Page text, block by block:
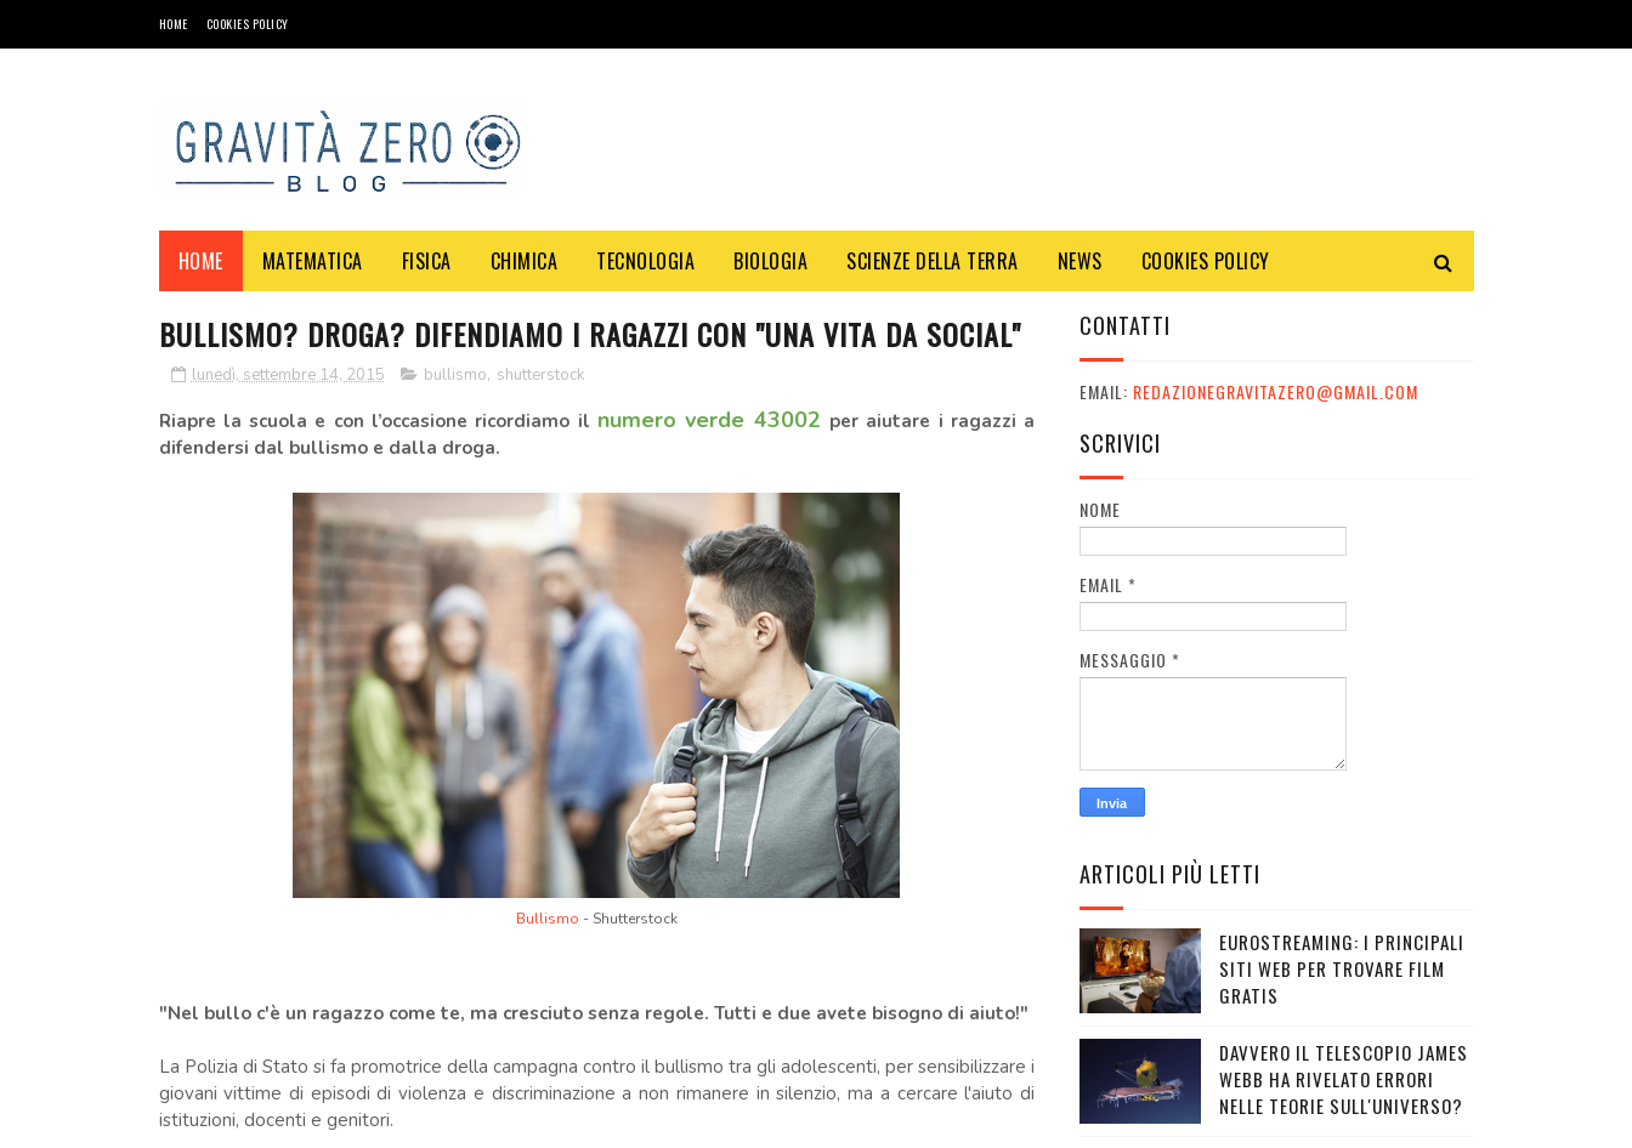
HOME COOKIES POLICY
HOME MATEMATICA FISICA CHIMICA TECNOLOGIA BIOLOGIA SCIENZE DELLA TERRA NEWS COOKIES POLICY
BULLISMO? DROGA? DIFENDIAMO I RAGAZZI CON "UNA VITA DA SOCIAL"
lunedì, settembre 14, 2015 bullismo, shutterstock
Riapre la ‪scuola‬ e con l’occasione ricordiamo il numero verde 43002 per aiutare i ragazzi a
difendersi dal ‪bullismo‬ e dalla ‪droga‬.
Bullismo - Shutterstock
"Nel bullo c'è un ragazzo come te, ma cresciuto senza regole. Tutti e due avete bisogno di aiuto!"
La Polizia di Stato si fa promotrice della campagna contro il bullismo tra gli adolescenti, per sensibilizzare i
giovani vittime di episodi di violenza e discriminazione a non rimanere in silenzio, ma a cercare l'aiuto di
istituzioni, docenti e genitori.
CONTATTI
EMAIL: REDAZIONEGRAVITAZERO@GMAIL.COM
SCRIVICI
NOME
EMAIL *
MESSAGGIO *
ARTICOLI PIÙ LETTI
EUROSTREAMING: I PRINCIPALI
SITI WEB PER TROVARE FILM
GRATIS
DAVVERO IL TELESCOPIO JAMES
WEBB HA RIVELATO ERRORI
NELLE TEORIE SULL'UNIVERSO?